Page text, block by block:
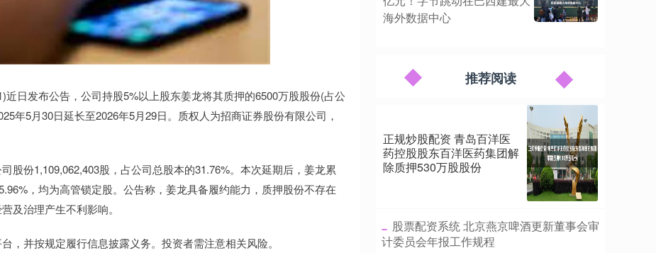
日发布公告，公司持股5%以上股东姜龙将其质押的6500万股股份(占公
年5月30日延长至2026年5月29日。质权人为招商证券股份有限公司，
股份1,109,062,403股，占公司总股本的31.76%。本次延期后，姜龙累
，均为高管锁定股。公告称，姜龙具备履约能力，质押股份不存在
及治理产生不利影响。
，并按规定履行信息披露义务。投资者需注意相关风险。
海外数据中心
推荐阅读
正规炒股配资 青岛百洋医
药控股股东百洋医药集团解
除质押530万股股份
​股票配资系统 北京燕京啤酒更新董事会审
计委员会年报工作规程